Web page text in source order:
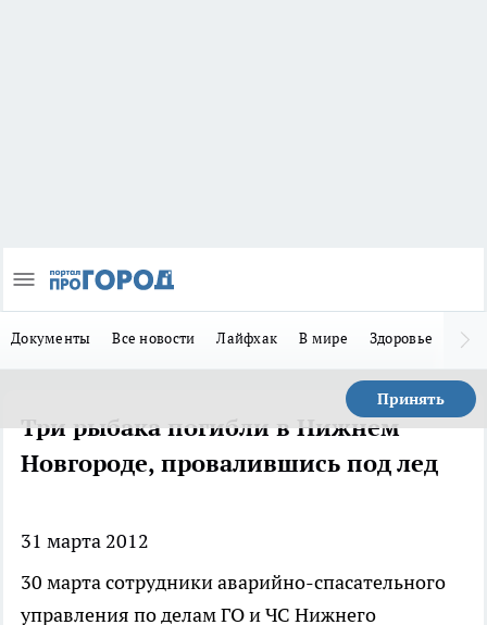
Документы Все новости Лайфхак В мире Здоровье
Принять
Три рыбака погибли в Нижнем
Новгороде, провалившись под лед
31 марта 2012
30 марта сотрудники аварийно-спасательного
управления по делам ГО и ЧС Нижнего